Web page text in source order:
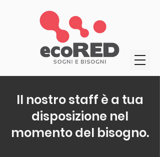
Il nostro staff è a tua
disposizione nel
momento del bisogno.